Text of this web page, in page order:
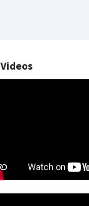
Videos